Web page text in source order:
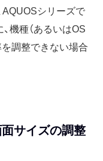
AQUOSシリーズで
機種（あるいはOS
調整できない場合
サイズの調整